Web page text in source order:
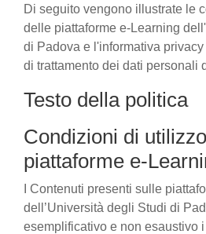
Di seguito vengono illustrate le
delle piattaforme e-Learning
di Padova e l'informativa
di trattamento dei dati personali
Testo della politica
Condizioni di
piattaforme e-
I Contenuti presenti sulle
dell’Università degli Studi di
esemplificativo e non esaustivo